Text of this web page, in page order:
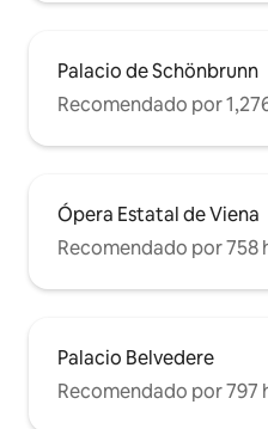
Palacio de Schönbrunn
Recomendado por
Ópera Estatal de Viena
Recomendado por 758
Palacio Belvedere
Recomendado por 797